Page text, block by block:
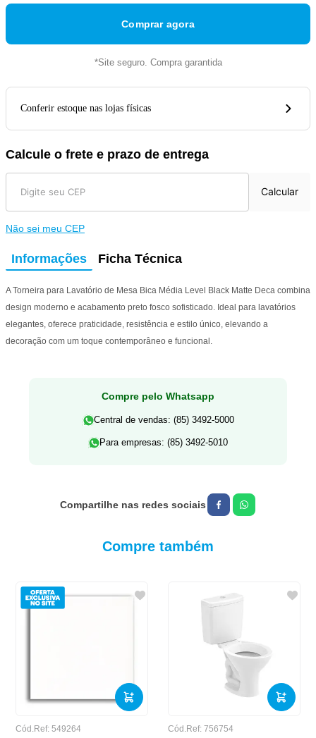
Comprar agora
*Site seguro. Compra garantida
Conferir estoque nas lojas físicas
Calcule o frete e prazo de entrega
Calcular
Não sei meu CEP
Informações Ficha Técnica
A Torneira para Lavatório de Mesa Bica Média Level Black Matte Deca combina
design moderno e acabamento preto fosco sofisticado. Ideal para lavatórios
elegantes, oferece praticidade, resistência e estilo único, elevando a
decoração com um toque contemporâneo e funcional.
Compre pelo Whatsapp
Central de vendas: (85) 3492-5000
Para empresas: (85) 3492-5010
Compre também
Cód.Ref: 549264 Cód.Ref: 756754